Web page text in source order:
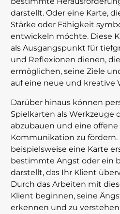
darstellt. Oder eine Karte,
Stärke oder Fähigkeit
entwickeln möchte. Diese
als Ausgangspunkt für
und Reflexionen dienen,
ermöglichen, seine Ziele
auf eine neue und kreative
Darüber hinaus können
Spielkarten als Werkzeuge
abzubauen und eine
Kommunikation zu fördern.
beispielsweise eine Karte
bestimmte Angst oder ein
darstellt, das Ihr Klient
Durch das Arbeiten mit
Klient beginnen, seine
erkennen und zu